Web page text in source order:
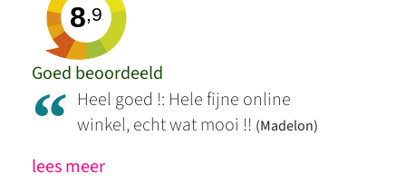
8,9
Goed beoordeeld
“ Heel goed !: Hele fijne online
winkel, echt wat mooi !! (Madelon)
lees meer